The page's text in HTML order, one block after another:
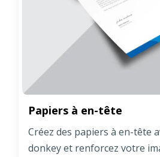
Papiers à en-tête
Créez des papiers à en-tête
donkey et renforcez votre